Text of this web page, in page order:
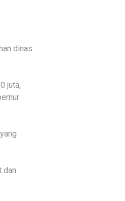
dinas
juta,
dan